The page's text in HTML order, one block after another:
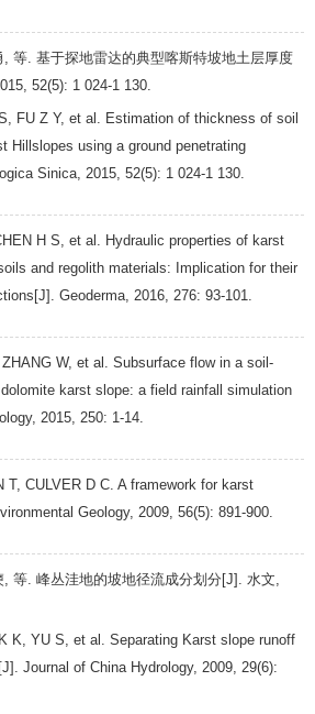
等. 基于探地雷达的典型喀斯特坡地土层厚度
52(5): 1 024-1 130.
FU Z Y, et al. Estimation of thickness of soil
Hillslopes using a ground penetrating
Sinica 2015 52(5): 1 024-1 130.
H S , et al. Hydraulic properties of karst
and regolith materials: Implication for their
Geoderma 2016 276: 93-101.
ZHANG W, et al. Subsurface flow in a soil-
karst slope: a field rainfall simulation
, 2015 250: 1-14.
T, CULVER D C . A framework for karst
Geology, 2009 56(5): 891-900.
等. 峰丛洼地的坡地径流成分划分[J]. 水文
K K YU S , et al. Separating Karst slope runoff
Journal of China Hydrology, 2009 29(6):